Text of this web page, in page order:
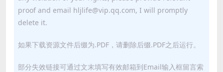
proof and email hljlife@vip.qq.com, I will promptly
delete it.
如果下载资源文件后缀为.PDF，请删除后缀.PDF之后运行。
部分失效链接可通过文末填写有效邮箱到Email输入框留言索